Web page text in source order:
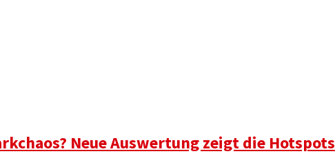
Neue Auswertung zeigt die Hotspots